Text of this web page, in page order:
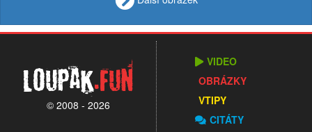
Loupak.fun
© 2008 - 2026
VIDEO
OBRÁZKY
VTIPY
CITÁTY